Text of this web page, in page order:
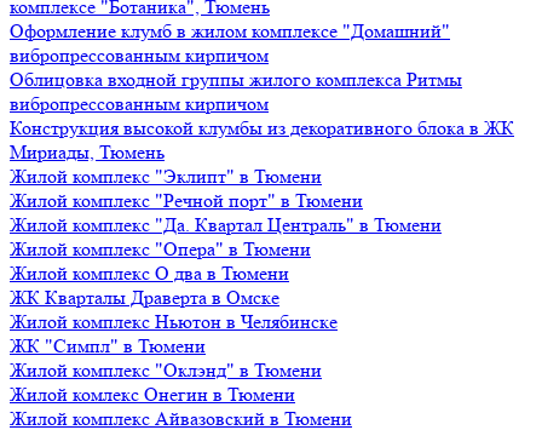
комплексе "Ботаника", Тюмень
Оформление клумб в жилом комплексе "Домашний"
вибропрессованным кирпичом
Облицовка входной группы жилого комплекса Ритмы
вибропрессованным кирпичом
Конструкция высокой клумбы из декоративного блока в ЖК
Мириады, Тюмень
Жилой комплекс "Эклипт" в Тюмени
Жилой комплекс "Речной порт" в Тюмени
Жилой комплекс "Да. Квартал Централь" в Тюмени
Жилой комплекс "Опера" в Тюмени
Жилой комплекс О два в Тюмени
ЖК Кварталы Драверта в Омске
Жилой комплекс Ньютон в Челябинске
ЖК "Симпл" в Тюмени
Жилой комплекс "Оклэнд" в Тюмени
Жилой комлекс Онегин в Тюмени
Жилой комплекс Айвазовский в Тюмени